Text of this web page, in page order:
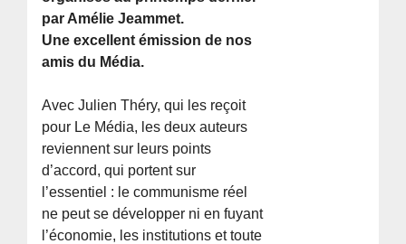
par Amélie Jeammet.
Une excellent émission de nos
amis du Média.
Avec Julien Théry, qui les reçoit
pour Le Média, les deux auteurs
reviennent sur leurs points
d’accord, qui portent sur
l’essentiel : le communisme réel
ne peut se développer ni en fuyant
l’économie, les institutions et toute